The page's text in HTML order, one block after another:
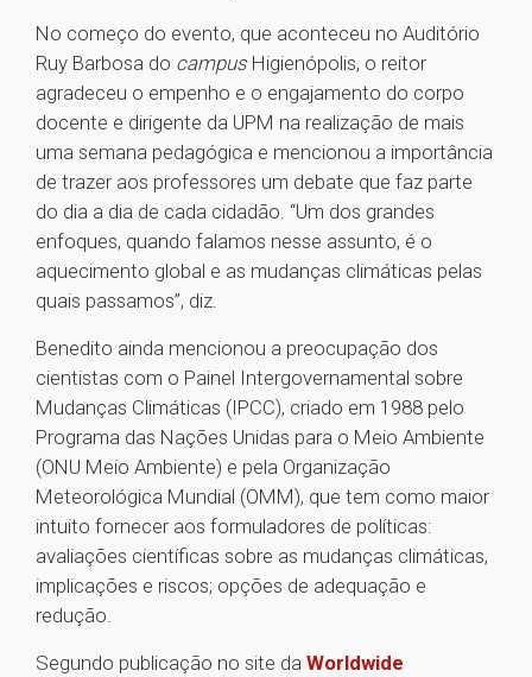
No começo do evento, que aconteceu no Auditório
Ruy Barbosa do campus Higienópolis, o reitor
agradeceu o empenho e o engajamento do corpo
docente e dirigente da UPM na realização de mais
uma semana pedagógica e mencionou a importância
de trazer aos professores um debate que faz parte
do dia a dia de cada cidadão. “Um dos grandes
enfoques, quando falamos nesse assunto, é o
aquecimento global e as mudanças climáticas pelas
quais passamos”, diz.
Benedito ainda mencionou a preocupação dos
cientistas com o Painel Intergovernamental sobre
Mudanças Climáticas (IPCC), criado em 1988 pelo
Programa das Nações Unidas para o Meio Ambiente
(ONU Meio Ambiente) e pela Organização
Meteorológica Mundial (OMM), que tem como maior
intuito fornecer aos formuladores de políticas:
avaliações científicas sobre as mudanças climáticas,
implicações e riscos; opções de adequação e
redução.
Segundo publicação no site da Worldwide